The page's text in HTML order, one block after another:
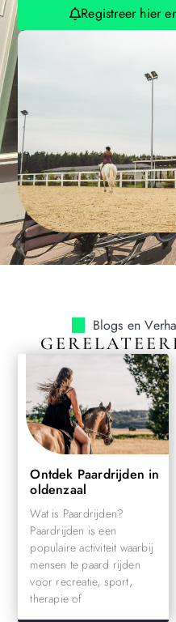
Registreer hier
Blogs en
Ontdek Paardrijden in
oldenzaal
Wat is Paardrijden?
Paardrijden is een
populaire activiteit waarbij
mensen te paard rijden
voor recreatie, sport,
therapie of